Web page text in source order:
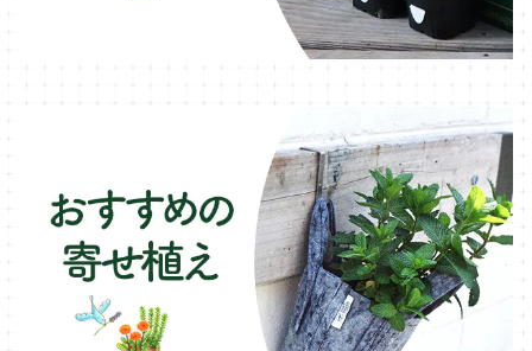
ラベンダー・ハーブ苗
ローズマリー・ハーブ苗
ガーデンベジタ・イタリア野菜